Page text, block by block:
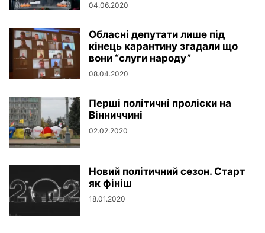
04.06.2020
Обласні депутати лише під
кінець карантину згадали що
вони “слуги народу”
08.04.2020
Перші політичні проліски на
Вінниччині
02.02.2020
Новий політичний сезон. Старт
як фініш
18.01.2020